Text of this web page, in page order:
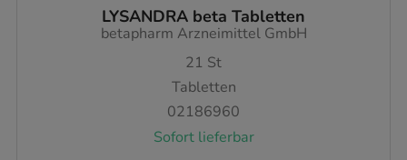
LYSANDRA beta Tabletten
betapharm Arzneimittel GmbH
21 St
Tabletten
02186960
Sofort lieferbar